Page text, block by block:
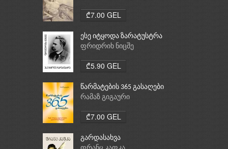
₾7.00 GEL
ესე იტყოდა ზარატუსტრა
ფრიდრიხ ნიცშე
₾5.90 GEL
წარმატების 365 გასაღები
რამაზ გიგაური
₾7.00 GEL
გარდასახვა